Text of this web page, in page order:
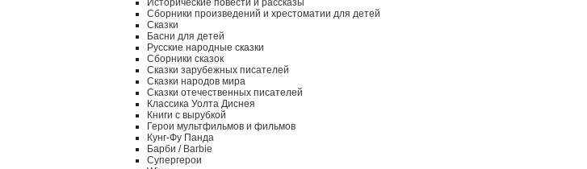
Исторические повести и рассказы
Сборники произведений и хрестоматии для детей
Сказки
Басни для детей
Русские народные сказки
Сборники сказок
Сказки зарубежных писателей
Сказки народов мира
Сказки отечественных писателей
Классика Уолта Диснея
Книги с вырубкой
Герои мультфильмов и фильмов
Кунг-Фу Панда
Барби / Barbie
Супергерои